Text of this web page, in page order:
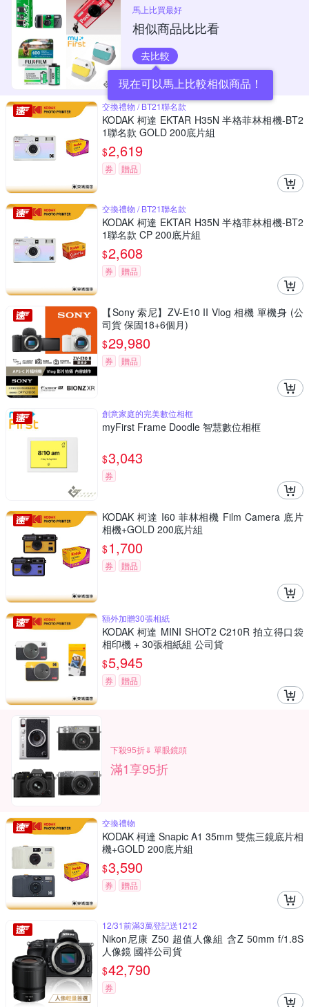
馬上比買最好
相似商品比比看
去比較
現在可以馬上比較相似商品！
交換禮物 / BT21聯名款
KODAK 柯達 EKTAR H35N 半格菲林相機-BT2
1聯名款 GOLD 200底片組
$2,619
券 贈品
交換禮物 / BT21聯名款
KODAK 柯達 EKTAR H35N 半格菲林相機-BT2
1聯名款 CP 200底片組
$2,608
券 贈品
【Sony 索尼】ZV-E10 II Vlog 相機 單機身 (公
司貨 保固18+6個月)
$29,980
券 贈品
創意家庭的完美數位相框
myFirst Frame Doodle 智慧數位相框
$3,043
券
KODAK 柯達 I60 菲林相機 Film Camera 底片
相機+GOLD 200底片組
$1,700
券 贈品
額外加贈30張相紙
KODAK 柯達 MINI SHOT2 C210R 拍立得口袋
相印機 + 30張相紙組 公司貨
$5,945
券 贈品
下殺95折⇓ 單眼鏡頭
滿1享95折
交換禮物
KODAK 柯達 Snapic A1 35mm 雙焦三鏡底片相
機+GOLD 200底片組
$3,590
券 贈品
12/31前滿3萬登記送1212
Nikon尼康 Z50 超值人像組 含Z 50mm f/1.8S
人像鏡 國祥公司貨
$42,790
券